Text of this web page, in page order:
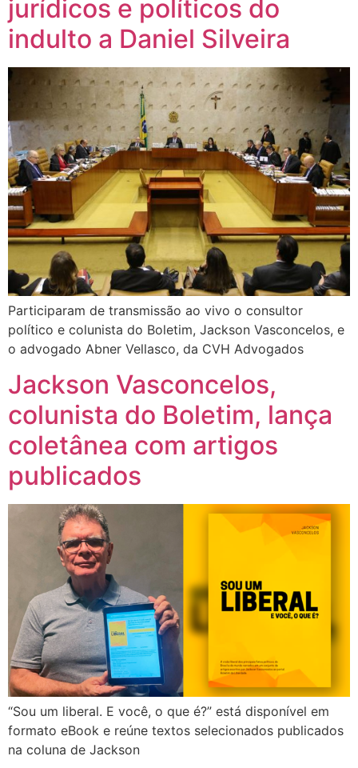
jurídicos e políticos do
indulto a Daniel Silveira
Participaram de transmissão ao vivo o consultor
político e colunista do Boletim, Jackson Vasconcelos, e
o advogado Abner Vellasco, da CVH Advogados
Jackson Vasconcelos,
colunista do Boletim, lança
coletânea com artigos
publicados
“Sou um liberal. E você, o que é?” está disponível em
formato eBook e reúne textos selecionados publicados
na coluna de Jackson